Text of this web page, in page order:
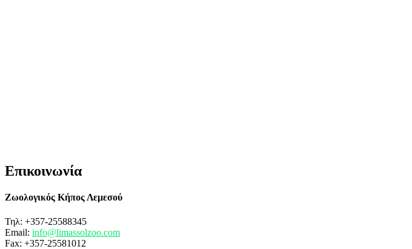
Επικοινωνία
Ζωολογικός Κήπος Λεμεσού
Τηλ: +357-25588345
Email: info@limassolzoo.com
Fax: +357-25581012